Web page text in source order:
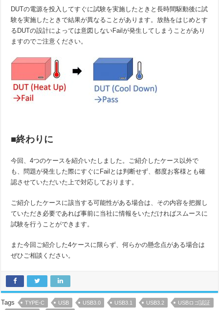
DUTの電源を投入してすぐに試験を実施したときと長時間駆動後に試
験を実施したときで結果が異なることがあります。放熱をはじめとす
るDUTの設計によっては意図しないFailが発生してしまうことがあり
ますのでご注意ください。
■終わりに
今回、4つのケースを紹介いたしました。ご紹介したケース以外で
も、問題が発生した際にすぐにFailとは判断せず、都度お客様とも確
認させていただいた上で対応しております。
ご紹介したケースに該当する可能性がある場合は、その内容を把握し
ていただき必要であれば事前に当社に情報をいただければスムースに
試験を行うことができます。
また今回ご紹介した4ケースに限らず、何らかの懸念点がある場合は
ぜひご相談ください。
Tags TYPE-C USB USB3.0 USB3.1 USB3.2
USBロゴ認証